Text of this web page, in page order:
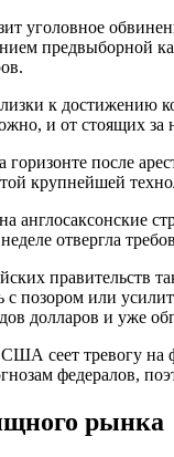
уголовное
предвыборной
к достижению
и от стоящих за
горизонте после
крупнейшей
англосаксонские
отвергла
правительств
позором или
долларов и уже
сеет тревогу
федералов,
рынка